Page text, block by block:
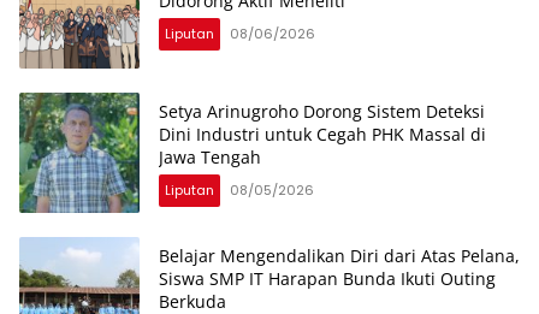
Liputan 08/06/2026
Setya Arinugroho Dorong Sistem Deteksi
Dini Industri untuk Cegah PHK Massal di
Jawa Tengah
Liputan 08/05/2026
Belajar Mengendalikan Diri dari Atas Pelana,
Siswa SMP IT Harapan Bunda Ikuti Outing
Berkuda